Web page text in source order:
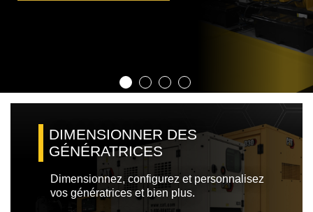
DIMENSIONNER DES
GÉNÉRATRICES
Dimensionnez, configurez et personnalisez
vos génératrices et bien plus.